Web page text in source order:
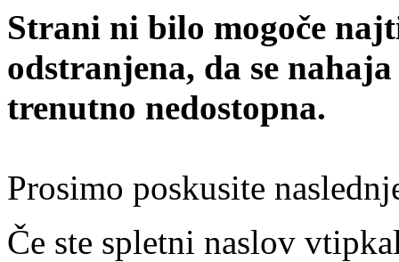
Strani ni bilo mogoče
odstranjena, da se
trenutno nedostopna.
Prosimo poskusite
Če ste spletni naslov